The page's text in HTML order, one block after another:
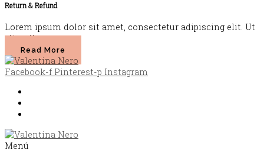
Return & Refund
Lorem ipsum dolor sit amet, consectetur adipiscing elit. Ut
elit tellus.
Read More
Facebook-f Pinterest-p Instagram
Menú